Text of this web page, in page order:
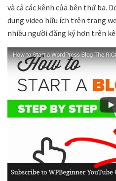
và cả các kênh của bên thứ ba.
dung video hữu ích trên trang
nhiều người đăng ký hơn trên